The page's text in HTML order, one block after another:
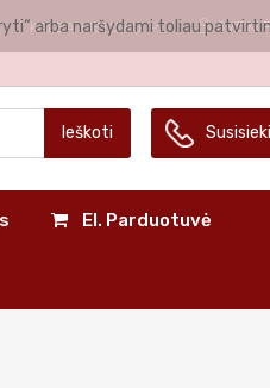
KALBA LIETUVIŲ SVEIKI
Ieškoti
El. Parduotuvė
arba naršydami toliau